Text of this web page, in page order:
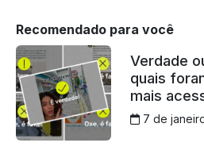
Recomendado para você
Verdade
quais
mais
7 de